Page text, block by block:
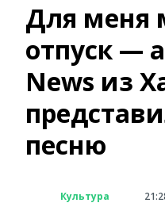
Для меня
отпуск —
News из
песню
Культура